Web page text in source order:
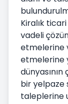
Kiralık
vadeli
etmelerine
etmelerine
bir yelpaze
taleplerine